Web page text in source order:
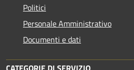
Politici
Personale Amministrativo
Documenti e dati